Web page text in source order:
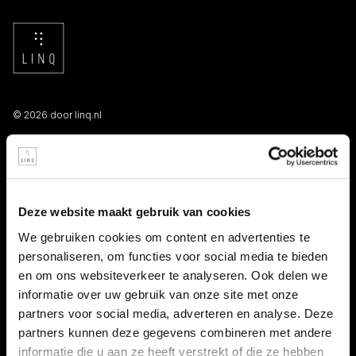
Deze website maakt gebruik van cookies
We gebruiken cookies om content en advertenties te
personaliseren, om functies voor social media te bieden
en om ons websiteverkeer te analyseren. Ook delen we
informatie over uw gebruik van onze site met onze
partners voor social media, adverteren en analyse. Deze
partners kunnen deze gegevens combineren met andere
informatie die u aan ze heeft verstrekt of die ze hebben
© 2026 door linq.nl
LINKS
Persooneelsgids uitzendkrachten
Antidiscriminatiebeleid
Klacht indienen